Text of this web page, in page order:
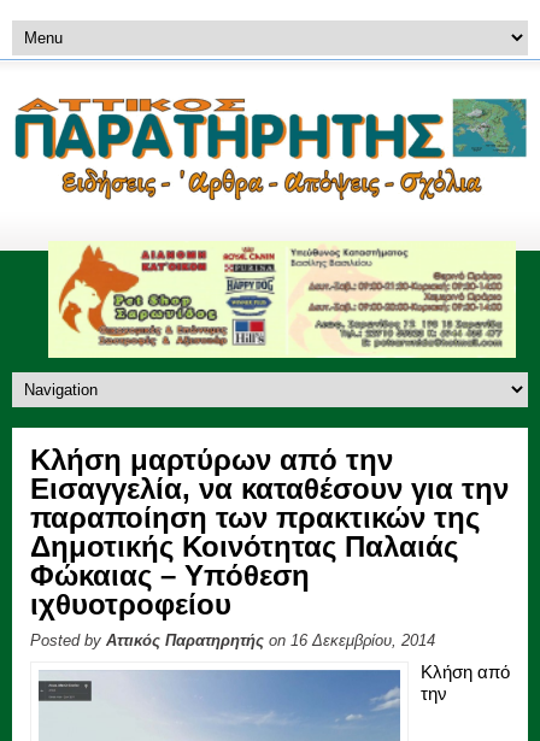
Κλήση μαρτύρων από την
Εισαγγελία, να καταθέσουν για την
παραποίηση των πρακτικών της
Δημοτικής Κοινότητας Παλαιάς
Φώκαιας – Υπόθεση
ιχθυοτροφείου
Posted by Αττικός Παρατηρητής on 16 Δεκεμβρίου, 2014
Κλήση από
την